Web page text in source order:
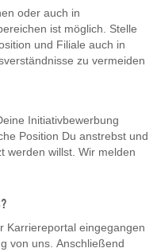
oder auch in
ist möglich. Stelle
und Filiale auch in
zu vermeiden
Initiativbewerbung
Position Du anstrebst und
werden willst. Wir melden
Karriereportal eingegangen
von uns. Anschließend